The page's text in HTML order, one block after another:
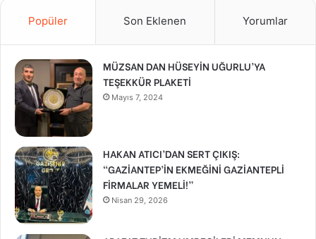
Popüler Son Eklenen Yorumlar
MÜZSAN DAN HÜSEYİN UĞURLU’YA
TEŞEKKÜR PLAKETİ
Mayıs 7, 2024
HAKAN ATICI’DAN SERT ÇIKIŞ:
“GAZİANTEP’İN EKMEĞİNİ GAZİANTEPLİ
FİRMALAR YEMELİ!”
Nisan 29, 2026